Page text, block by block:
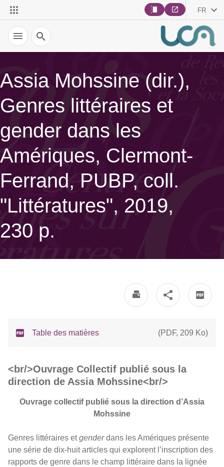
FR
Recherche
Assia Mohssine (dir.),
Genres littéraires et
gender dans les
Amériques, Clermont-
Ferrand, PUBP, coll.
"Littératures", 2019,
230 p.
Table des matières (PDF, 209 Ko)
<br/>Ouvrage Collectif publié sous la
direction de Assia Mohssine<br/>
Ouvrage collectif publié sous la direction d’Assia
Mohssine
Genres littéraires etgenderdans les Amériques présente
une série de dix-huit articles qui explorent l’inscription des
rapports de genre dans le champ littéraire dans la lignée